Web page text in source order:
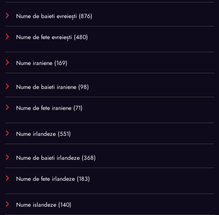
Nume de baieti evreiești (876)
Nume de fete evreiești (480)
Nume iraniene (169)
Nume de baieti iraniene (98)
Nume de fete iraniene (71)
Nume irlandeze (551)
Nume de baieti irlandeze (368)
Nume de fete irlandeze (183)
Nume islandeze (140)